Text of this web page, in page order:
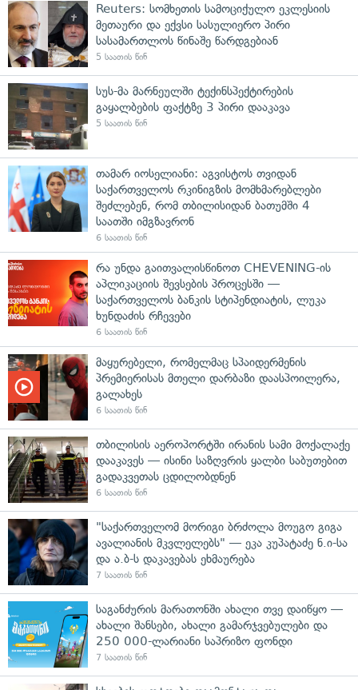
Reuters: სომხეთის სამოციქულო ეკლესიის
მეთაური და ექვსი სასულიერო პირი
სასამართლოს წინაშე წარდგებიან
5 საათის წინ
სუს-მა მარნეულში ტექინსპექტირების
გაყალბების ფაქტზე 3 პირი დააკავა
5 საათის წინ
თამარ იოსელიანი: აგვისტოს თვიდან
საქართველოს რკინიგზის მომხმარებლები
შეძლებენ, რომ თბილისიდან ბათუმში 4
საათში იმგზავრონ
6 საათის წინ
რა უნდა გაითვალისწინოთ CHEVENING-ის
აპლიკაციის შევსების პროცესში —
საქართველოს ბანკის სტიპენდიატის, ლუკა
ხუნდაძის რჩევები
6 საათის წინ
მაყურებელი, რომელმაც სპაიდერმენის
პრემიერისას მთელი დარბაზი დაასპოილერა,
გალახეს
6 საათის წინ
თბილისის აეროპორტში ირანის სამი მოქალაქე
დააკავეს — ისინი საზღვრის ყალბი საბუთებით
გადაკვეთას ცდილობდნენ
6 საათის წინ
"საქართველომ მორიგი ბრძოლა მოუგო გიგა
ავალიანის მკვლელებს" — ეკა კუპატაძე ნ.ი-სა
და ა.ბ-ს დაკავებას ეხმაურება
7 საათის წინ
საგანძურის მარათონში ახალი თვე დაიწყო —
ახალი შანსები, ახალი გამარჯვებულები და
250 000-ლარიანი საპრიზო ფონდი
7 საათის წინ